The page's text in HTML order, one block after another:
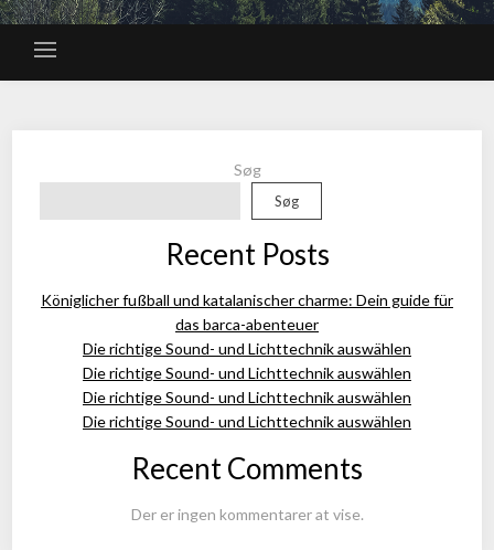
Søg
Søg
Recent Posts
Königlicher fußball und katalanischer charme: Dein guide für
das barca-abenteuer
Die richtige Sound- und Lichttechnik auswählen
Die richtige Sound- und Lichttechnik auswählen
Die richtige Sound- und Lichttechnik auswählen
Die richtige Sound- und Lichttechnik auswählen
Recent Comments
Der er ingen kommentarer at vise.